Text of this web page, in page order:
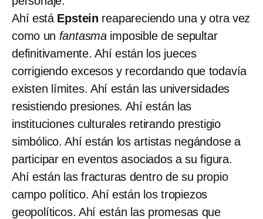
Ahí está Epstein reapareciendo una y otra vez
como un fantasma imposible de sepultar
definitivamente. Ahí están los jueces
corrigiendo excesos y recordando que todavía
existen límites. Ahí están las universidades
resistiendo presiones. Ahí están las
instituciones culturales retirando prestigio
simbólico. Ahí están los artistas negándose a
participar en eventos asociados a su figura.
Ahí están las fracturas dentro de su propio
campo político. Ahí están los tropiezos
geopolíticos. Ahí están las promesas que